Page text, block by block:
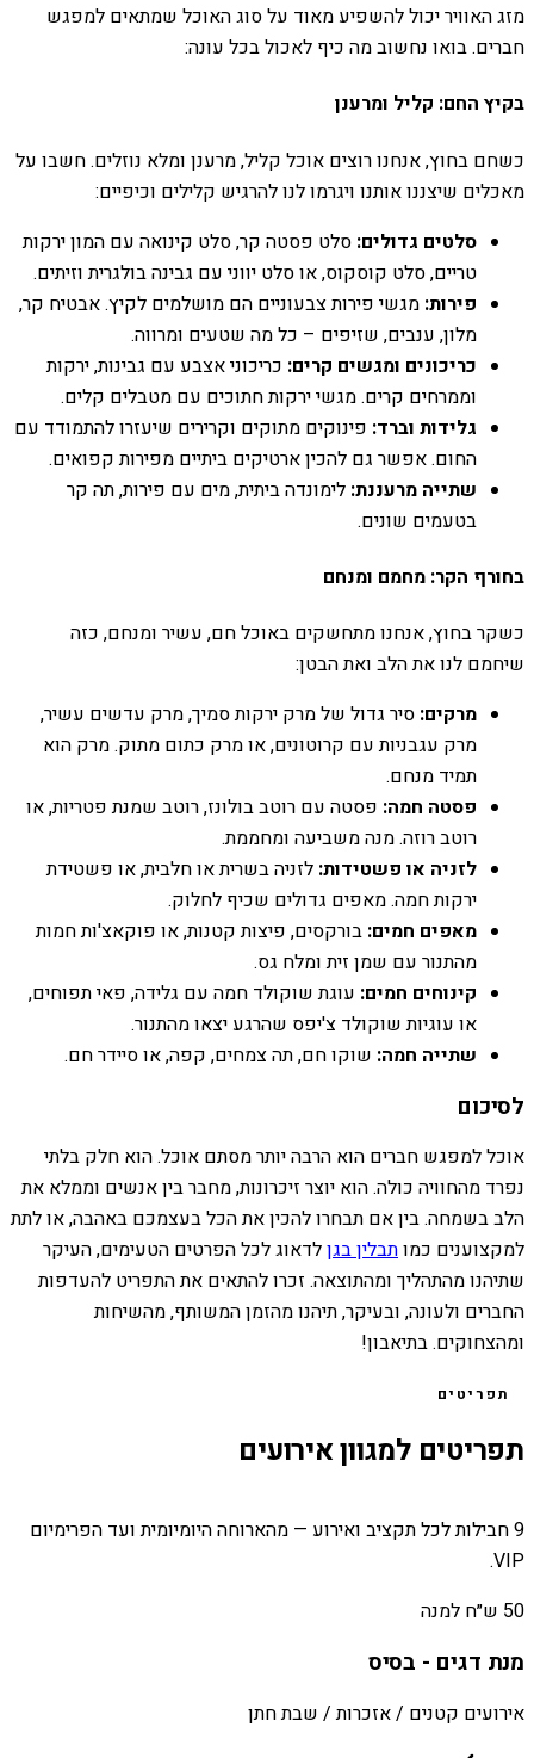
מזג האוויר יכול להשפיע מאוד על סוג האוכל שמתאים למפגש
חברים. בואו נחשוב מה כיף לאכול בכל עונה:
בקיץ החם: קליל ומרענן
כשחם בחוץ, אנחנו רוצים אוכל קליל, מרענן ומלא נוזלים. חשבו על
מאכלים שיצננו אותנו ויגרמו לנו להרגיש קלילים וכיפיים:
סלטים גדולים: סלט פסטה קר, סלט קינואה עם המון ירקות
טריים, סלט קוסקוס, או סלט יווני עם גבינה בולגרית וזיתים.
פירות: מגשי פירות צבעוניים הם מושלמים לקיץ. אבטיח קר,
מלון, ענבים, שזיפים – כל מה שטעים ומרווה.
כריכונים ומגשים קרים: כריכוני אצבע עם גבינות, ירקות
וממרחים קרים. מגשי ירקות חתוכים עם מטבלים קלים.
גלידות וברד: פינוקים מתוקים וקרירים שיעזרו להתמודד עם
החום. אפשר גם להכין ארטיקים ביתיים מפירות קפואים.
שתייה מרעננת: לימונדה ביתית, מים עם פירות, תה קר
בטעמים שונים.
בחורף הקר: מחמם ומנחם
כשקר בחוץ, אנחנו מתחשקים באוכל חם, עשיר ומנחם, כזה
שיחמם לנו את הלב ואת הבטן:
מרקים: סיר גדול של מרק ירקות סמיך, מרק עדשים עשיר,
מרק עגבניות עם קרוטונים, או מרק כתום מתוק. מרק הוא
תמיד מנחם.
פסטה חמה: פסטה עם רוטב בולונז, רוטב שמנת פטריות, או
רוטב רוזה. מנה משביעה ומחממת.
לזניה או פשטידות: לזניה בשרית או חלבית, או פשטידת
ירקות חמה. מאפים גדולים שכיף לחלוק.
מאפים חמים: בורקסים, פיצות קטנות, או פוקאצ'ות חמות
מהתנור עם שמן זית ומלח גס.
קינוחים חמים: עוגת שוקולד חמה עם גלידה, פאי תפוחים,
או עוגיות שוקולד צ'יפס שהרגע יצאו מהתנור.
שתייה חמה: שוקו חם, תה צמחים, קפה, או סיידר חם.
לסיכום
אוכל למפגש חברים הוא הרבה יותר מסתם אוכל. הוא חלק בלתי
נפרד מהחוויה כולה. הוא יוצר זיכרונות, מחבר בין אנשים וממלא את
הלב בשמחה. בין אם תבחרו להכין את הכל בעצמכם באהבה, או לתת
למקצוענים כמותבלין בגןלדאוג לכל הפרטים הטעימים, העיקר
שתיהנו מהתהליך ומהתוצאה. זכרו להתאים את התפריט להעדפות
החברים ולעונה, ובעיקר, תיהנו מהזמן המשותף, מהשיחות
ומהצחוקים. בתיאבון!
תפריטים
תפריטים למגוון אירועים
9 חבילות לכל תקציב ואירוע — מהארוחה היומיומית ועד הפרימיום
VIP.
50 ש״ח למנה
מנת דגים - בסיס
אירועים קטנים / אזכרות / שבת חתן